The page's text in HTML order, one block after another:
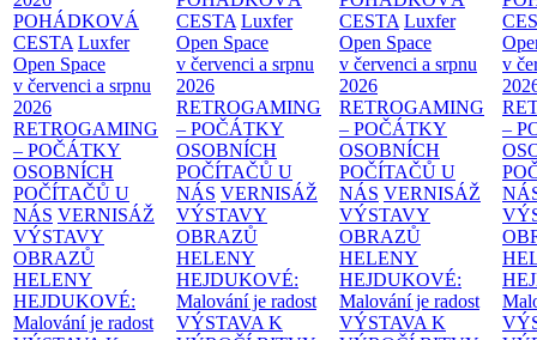
POHÁDKOVÁ
CESTA Luxfer
Open Space
v červenci a srpnu
2026
RETROGAMING
– POČÁTKY
OSOBNÍCH
POČÍTAČŮ U
NÁS VERNISÁŽ
VÝSTAVY
OBRAZŮ
HELENY
HEJDUKOVÉ:
Malování je radost
CESTA Luxfer
Open Space
v červenci a srpnu
2026
RETROGAMING
– POČÁTKY
OSOBNÍCH
POČÍTAČŮ U
NÁS VERNISÁŽ
VÝSTAVY
OBRAZŮ
HELENY
HEJDUKOVÉ:
Malování je radost
VÝSTAVA K
CESTA Luxfer
Open Space
v červenci a srpnu
2026
RETROGAMING
– POČÁTKY
OSOBNÍCH
POČÍTAČŮ U
NÁS VERNISÁŽ
VÝSTAVY
OBRAZŮ
HELENY
HEJDUKOVÉ:
Malování je radost
VÝSTAVA K
v
–